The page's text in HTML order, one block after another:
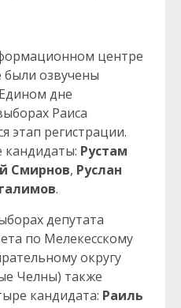
центре
были озвучены
дне
Раиса
этап регистрации.
кандидаты: Рустам
Смирнов, Руслан
.
депутата
по Мелекесскому
округу
Челны) также
кандидата: Раиль